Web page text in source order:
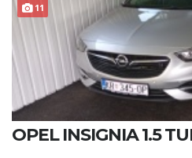
11
OPEL INSIGNIA 1.5